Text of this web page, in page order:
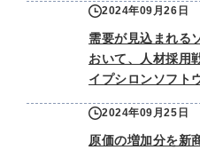
2024年09月26日
需要が見込まれる
おいて、人材採用
イプシロンソフト
2024年09月25日
原価の増加分を新